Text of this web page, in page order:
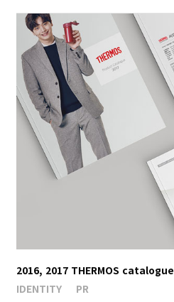
2016, 2017 THERMOS catalogue
IDENTITY
PR